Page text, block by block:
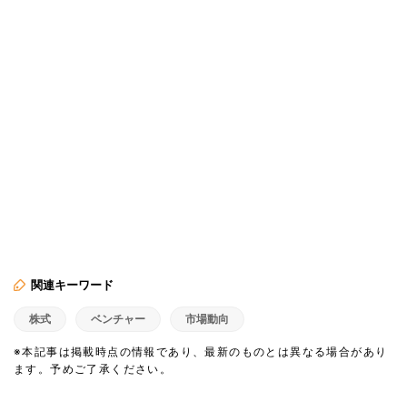
関連キーワード
株式 ベンチャー 市場動向
※本記事は掲載時点の情報であり、最新のものとは異なる場合があり
ます。予めご了承ください。